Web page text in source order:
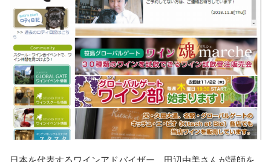
日本を代表するワインアドバイザー、田辺由美さんが講師を